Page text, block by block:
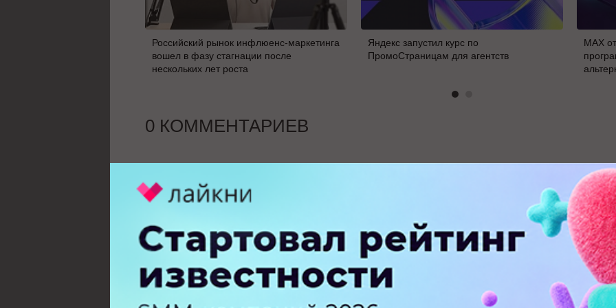
Российский рынок инфлюенс-маркетинга
вошел в фазу стагнации после
нескольких лет роста
Яндекс запустил курс по
ПромоСтраницам для агентств
MAX
0 КОММЕНТАРИЕВ
ПЕРЕЙТИ НА ПОЛНУЮ ВЕРСИЮ